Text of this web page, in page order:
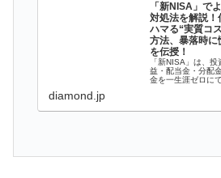
「新NISA」で
対処法を解説！
ハマる“実質コ
方法、暴落時に
を伝授！
「新NISA」は、
益・配当金・分配
金を一生涯ゼロに
diamond.jp